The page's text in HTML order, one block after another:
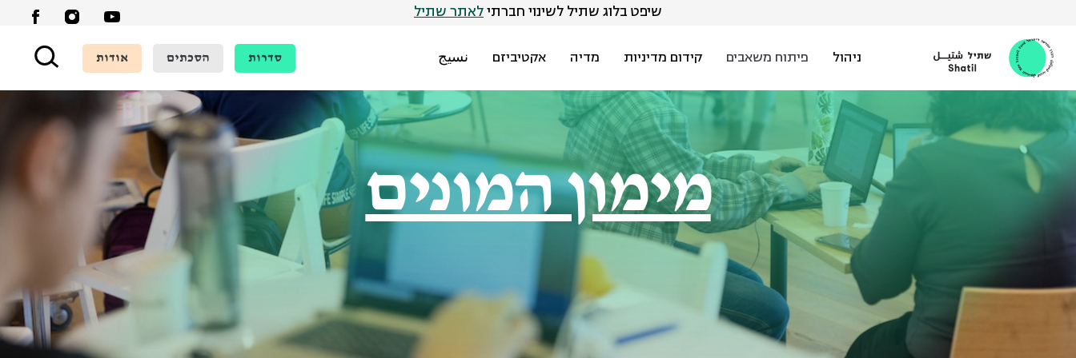
content
שיפט בלוג שתיל לשינוי חברתילאתר שתיל
ניהול פיתוח משאבים קידום מדיניות מדיה אקטיביזם نسيج סדרות הסכתים אודות
מימון המונים